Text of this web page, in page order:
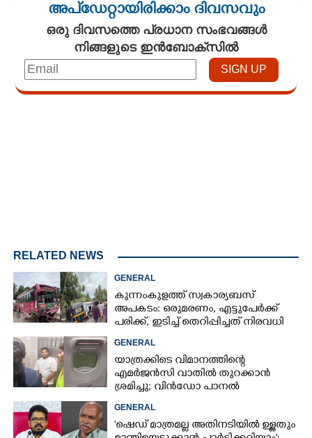
അപ്ഡേറ്റായിരിക്കാം ദിവസവും
ഒരു ദിവസത്തെ പ്രധാന സംഭവങ്ങൾ
നിങ്ങളുടെ ഇൻബോക്സിൽ
RELATED NEWS
GENERAL
കുന്നംകുളത്ത് സ്വകാര്യബസ്
അപകടം: ഒരുമരണം, എട്ടുപേർക്ക്
പരിക്ക്, ഇടിച്ച് തെറിപ്പിച്ചത് നിരവധി
GENERAL
യാത്രക്കിടെ വിമാനത്തിന്റെ
എമർജൻസി വാതിൽ തുറക്കാൻ
ശ്രമിച്ചു; വിൻഡോ പാനൽ
നെടുമ്പാശേരിയിൽ മലയാളി
അറസ്റ്റിൽ
GENERAL
'ഷെഡ് മാത്രമല്ല അതിനടിയിൽ ഉള്ളതും